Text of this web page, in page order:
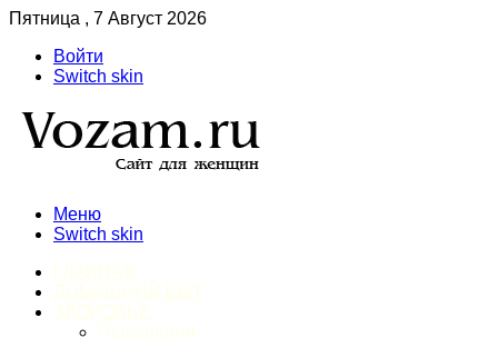
Пятница , 7 Август 2026
Войти
Switch skin
Меню
Switch skin